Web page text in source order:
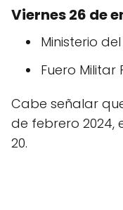
Viernes 26 de
Ministerio
Fuero Militar
Cabe señalar
de febrero 2024,
20.